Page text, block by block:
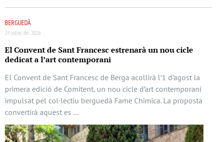
BERGUEDÀ
29 juliol del 2026
El Convent de Sant Francesc estrenarà un nou cicle
dedicat a l’art contemporani
El Convent de Sant Francesc de Berga acollirà l’1 d’agost la
primera edició de Comitent, un nou cicle d’art contemporani
impulsat pel col·lectiu berguedà Fame Chimica. La proposta
convertirà aquest es …